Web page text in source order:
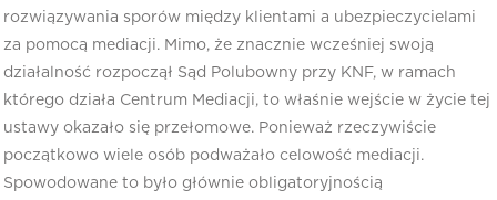
rozwiązywania sporów między klientami a ubezpieczycielami
za pomocą mediacji. Mimo, że znacznie wcześniej swoją
działalność rozpoczął Sąd Polubowny przy KNF, w ramach
którego działa Centrum Mediacji, to właśnie wejście w życie tej
ustawy okazało się przełomowe. Ponieważ rzeczywiście
początkowo wiele osób podważało celowość mediacji.
Spowodowane to było głównie obligatoryjnością